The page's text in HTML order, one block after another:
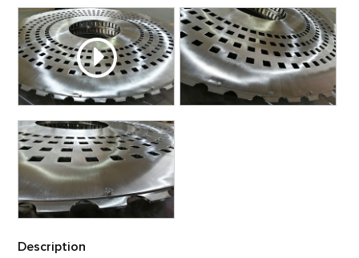
Description